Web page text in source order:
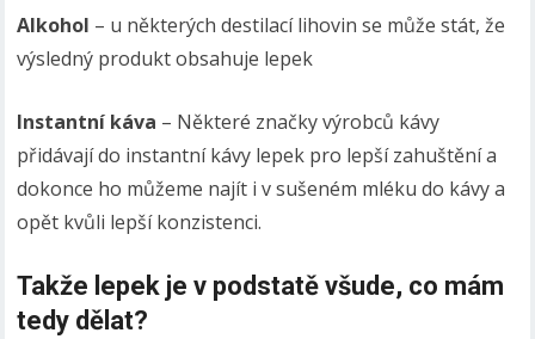
Alkohol – u některých destilací lihovin se může stát, že
výsledný produkt obsahuje lepek
Instantní káva – Některé značky výrobců kávy
přidávají do instantní kávy lepek pro lepší zahuštění a
dokonce ho můžeme najít i v sušeném mléku do kávy a
opět kvůli lepší konzistenci.
Takže lepek je v podstatě všude, co mám
tedy dělat?